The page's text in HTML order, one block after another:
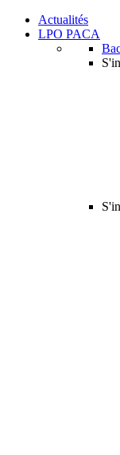
Actualités
LPO PACA